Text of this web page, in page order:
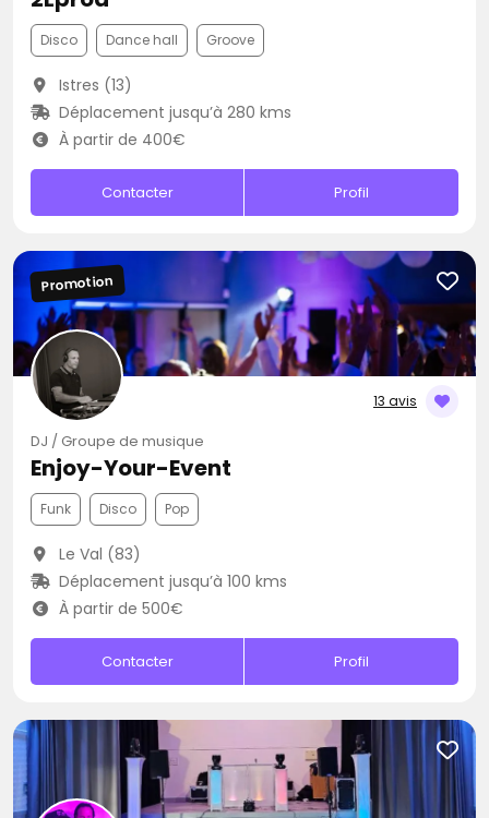
Disco Dance hall Groove
Istres (13)
Déplacement jusqu’à 280 kms
À partir de 400€
Contacter Profil
13 avis
Promotion
DJ / Groupe de musique
Enjoy-Your-Event
Funk Disco Pop
Le Val (83)
Déplacement jusqu’à 100 kms
À partir de 500€
Contacter Profil